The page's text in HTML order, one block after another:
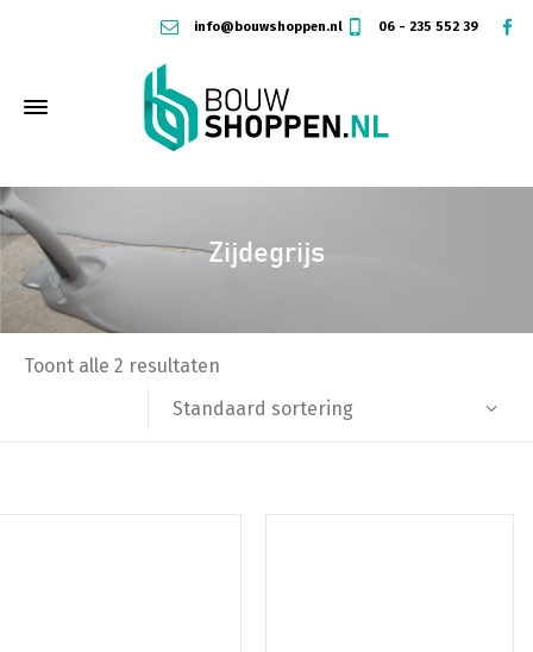
info@bouwshoppen.nl 06 - 235 552 39
Zijdegrijs
Toont alle 2 resultaten
Standaard sortering